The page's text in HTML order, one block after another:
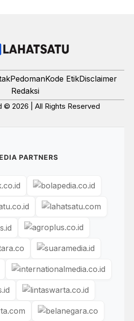
PedomanKode EtikDisclaimer
Redaksi
© 2026 | All Rights Reserved
PARTNERS